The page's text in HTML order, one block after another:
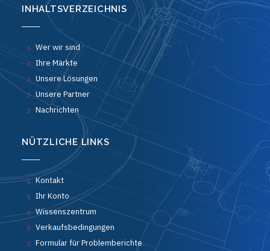
INHALTSVERZEICHNIS
Wer wir sind
Ihre Märkte
Unsere Lösungen
Unsere Partner
Nachrichten
NÜTZLICHE LINKS
Kontakt
Ihr Konto
Wissenszentrum
Verkaufsbedingungen
Formular für Problemberichte